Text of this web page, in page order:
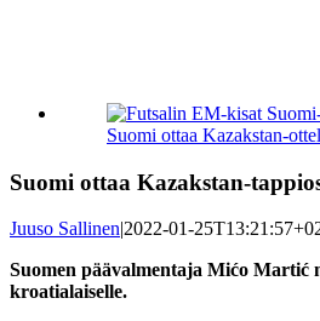
Suomi ottaa Kazakstan-
Suomi ottaa Kazakstan-
Juuso Sallinen|2022-01-
Suomen päävalmentaja Mićo Martić
kroatialaiselle.